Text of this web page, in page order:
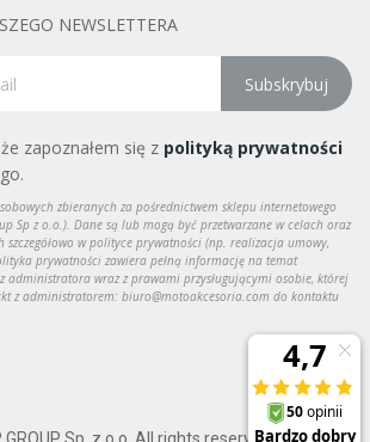
NEWSLETTERA
Subskrybuj
zapoznałem się z polityką prywatności
zbieranych za pośrednictwem sklepu internetowego
Sp z o.o.). Dane są lub mogą być przetwarzane w celach oraz
szczegółowo w polityce prywatności (np. realizacja umowy,
prywatności zawiera pełną informację na temat
administratora wraz z prawami przysługującymi osobie, której
z administratorem: biuro@motoakcesoria.com do kontaktu
Sp. z o.o. All rights reserved.